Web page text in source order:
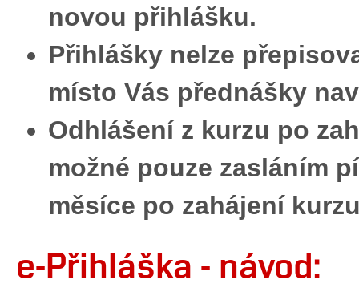
novou přihlášku.
Přihlášky nelze
místo Vás přednášky
Odhlášení z kurzu po
možné pouze zasláním
měsíce po zahájení
e-Přihláška - návod: